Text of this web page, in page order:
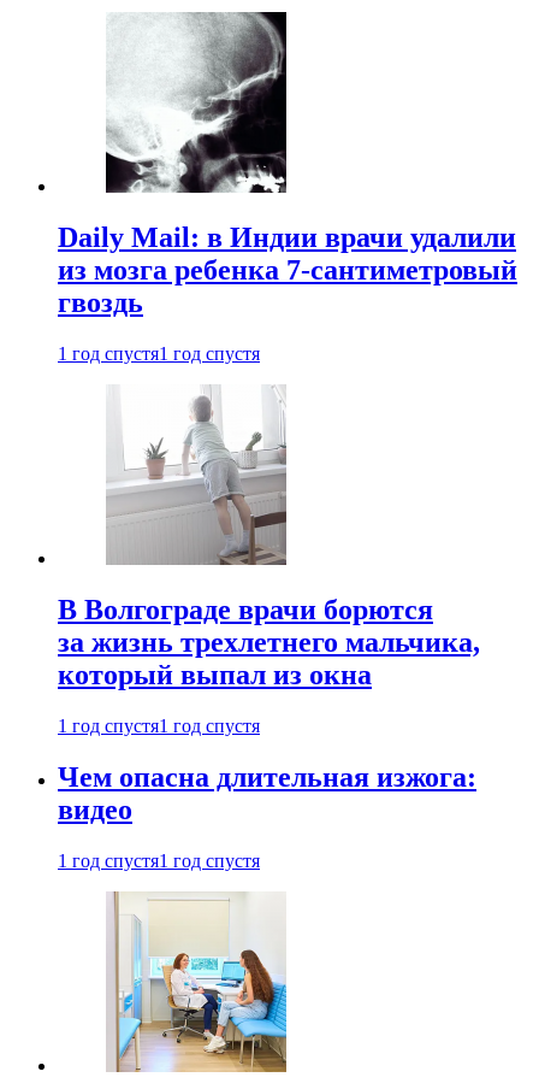
Daily Mail: в Индии врачи удалили
из мозга ребенка 7-сантиметровый
гвоздь
1 год спустя1 год спустя
В Волгограде врачи борются
за жизнь трехлетнего мальчика,
который выпал из окна
1 год спустя1 год спустя
Чем опасна длительная изжога:
видео
1 год спустя1 год спустя